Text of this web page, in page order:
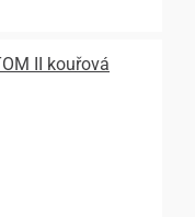
II kouřová